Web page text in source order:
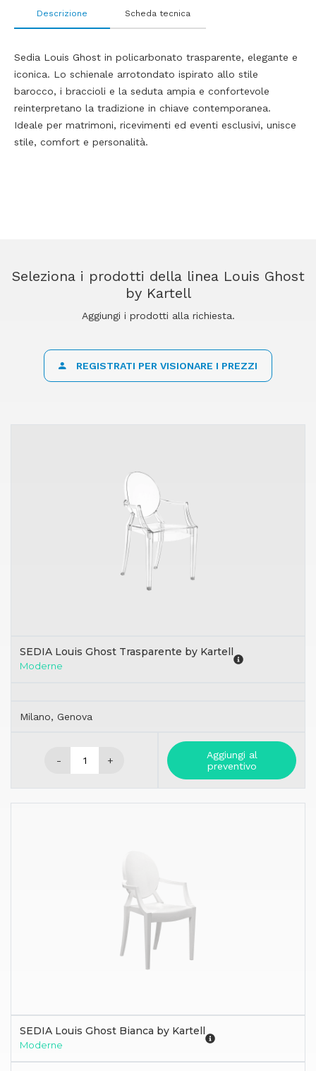
Descrizione
Sedia Louis Ghost in policarbonato trasparente, elegante e
iconica. Lo schienale arrotondato ispirato allo stile
barocco, i braccioli e la seduta ampia e confortevole
reinterpretano la tradizione in chiave contemporanea.
Ideale per matrimoni, ricevimenti ed eventi esclusivi, unisce
stile, comfort e personalità.
Scheda tecnica
Seleziona i prodotti della linea Louis Ghost
by Kartell
Aggiungi i prodotti alla richiesta.
REGISTRATI PER VISIONARE I PREZZI
SEDIA Louis Ghost Trasparente by Kartell
Moderne
Milano, Genova
- +
Aggiungi al
preventivo
SEDIA Louis Ghost Bianca by Kartell
Moderne